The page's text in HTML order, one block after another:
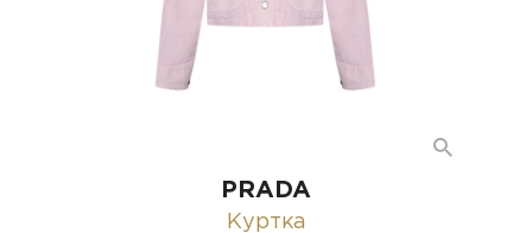
PRADA
Куртка